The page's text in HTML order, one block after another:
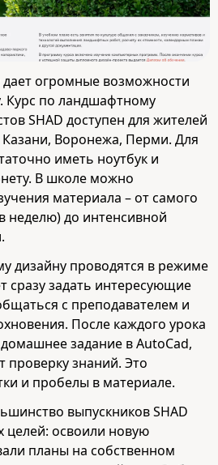
огромные возможности
Курс по ландшафтному
SHAD доступен для жителей
Воронежа, Перми. Для
иметь ноутбук и
В школе можно
материала – от самого
неделю) до интенсивной
дизайну проводятся в режиме
сразу задать интересующие
с преподавателем и
После каждого урока
задание в AutoCad,
проверку знаний. Это
и пробелы в материале.
выпускников SHAD
целей: освоили новую
планы на собственном